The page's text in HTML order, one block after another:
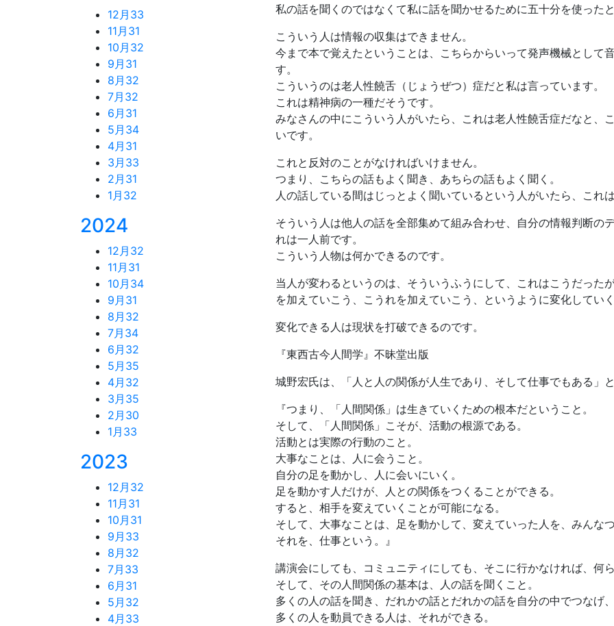
私の話を聞くのではなくて私に話を聞かせるために五十分を使った
こういう人は情報の収集はできません。
今まで本で覚えたということは、こちらからいって発声機械として
す。
こういうのは老人性饒舌（じょうぜつ）症だと私は言っています。
これは精神病の一種だそうです。
みなさんの中にこういう人がいたら、これは老人性饒舌症だなと、
いです。
これと反対のことがなければいけません。
つまり、こちらの話もよく聞き、あちらの話もよく聞く。
人の話している間はじっとよく聞いているという人がいたら、これ
そういう人は他人の話を全部集めて組み合わせ、自分の情報判断の
れは一人前です。
こういう人物は何かできるのです。
当人が変わるというのは、そういうふうにして、これはこうだった
を加えていこう、こうれを加えていこう、というように変化していく
変化できる人は現状を打破できるのです。
『東西古今人間学』不昧堂出版
城野宏氏は、「人と人の関係が人生であり、そして仕事でもある」と
『つまり、「人間関係」は生きていくための根本だということ。
そして、「人間関係」こそが、活動の根源である。
活動とは実際の行動のこと。
大事なことは、人に会うこと。
自分の足を動かし、人に会いにいく。
足を動かす人だけが、人との関係をつくることができる。
すると、相手を変えていくことが可能になる。
そして、大事なことは、足を動かして、変えていった人を、みんな
それを、仕事という。』
講演会にしても、コミュニティにしても、そこに行かなければ、何
そして、その人間関係の基本は、人の話を聞くこと。
多くの人の話を聞き、だれかの話とだれかの話を自分の中でつなげ
多くの人を動員できる人は、それができる。
12月 33
11月 31
10月 32
9月 31
8月 32
7月 32
6月 31
5月 34
4月 31
3月 33
2月 31
1月 32
2024
12月 32
11月 31
10月 34
9月 31
8月 32
7月 34
6月 32
5月 35
4月 32
3月 35
2月 30
1月 33
2023
12月 32
11月 31
10月 31
9月 33
8月 32
7月 33
6月 31
5月 32
4月 33